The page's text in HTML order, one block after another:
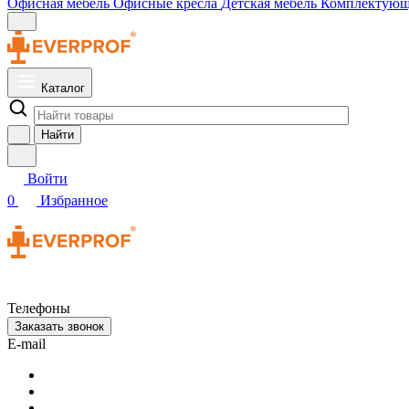
Офисная мебель Офисные кресла Детская мебель
Каталог
Найти
Войти
0
Избранное
Телефоны
Заказать звонок
E-mail